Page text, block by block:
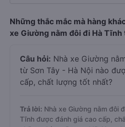
Những thắc mắc mà hàng
xe Giường nằm đôi đi Hà Tĩnh
Câu hỏi: Nhà xe Giường
từ Sơn Tây - Hà Nội nào
cấp, chất lượng tốt nhất?
Trả lời: Nhà xe Giường nằm đôi
Tĩnh được đánh giá cao cấp,